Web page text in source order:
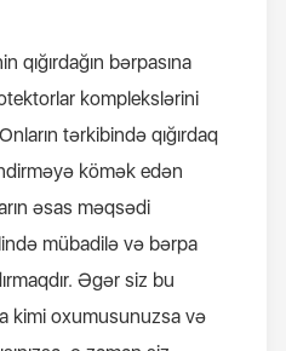
qığırdağın bərpasına
komplekslərini
tərkibində qığırdaq
kömək edən
əsas məqsədi
mübadilə və bərpa
Əgər siz bu
kimi oxumusunuzsa və